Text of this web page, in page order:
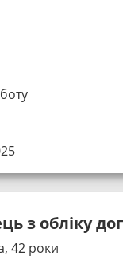
з обліку
42 роки